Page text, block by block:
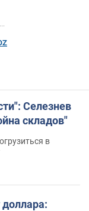
Селезнев
складов"
в
доллара: